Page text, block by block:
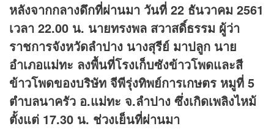
หลังจากกลางดึกที่ผ่านมา วันที่ 22 ธันวาคม 2561
เวลา 22.00 น. นายทรงพล สวาสดิ์ธรรม ผู้ว่า
ราชการจังหวัดลำปาง นางสุรีย์ มาปลูก นาย
อำเภอแม่ทะ ลงพื้นที่โรงเก็บซังข้าวโพดและสี
ข้าวโพดของบริษัท จีพีรุ่งทิพย์การเกษตร หมูที่ 5
ตำบลนาครัว อ.แม่ทะ จ.ลำปาง ซึ่งเกิดเพลิงไหม้
ตั้งแต่ 17.30 น. ช่วงเย็นที่ผ่านมา